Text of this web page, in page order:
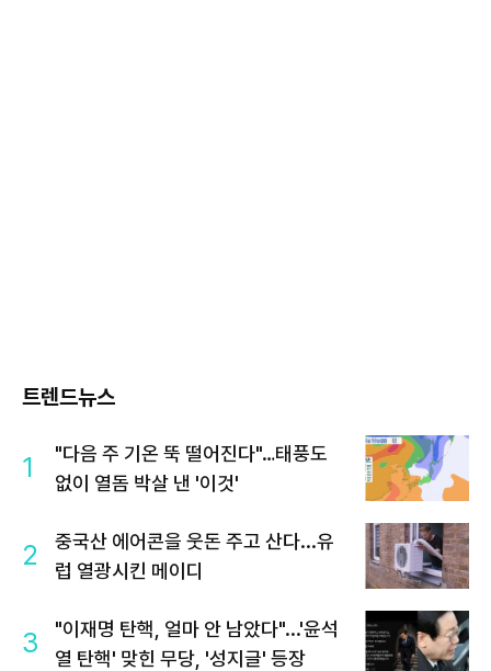
트렌드뉴스
1
"다음 주 기온 뚝 떨어진다"…태풍도
없이 열돔 박살 낸 '이것'
2
중국산 에어콘을 웃돈 주고 산다...유
럽 열광시킨 메이디
3
"이재명 탄핵, 얼마 안 남았다"...'윤석
열 탄핵' 맞힌 무당, '성지글' 등장